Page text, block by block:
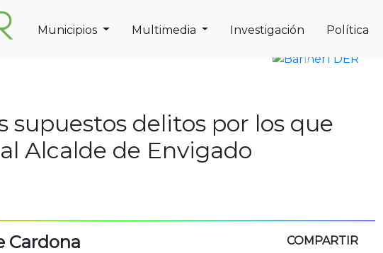
Municipios Multimedia Investigación Política
Previous
supuestos delitos por los que
Alcalde de Envigado
Cardona COMPARTIR